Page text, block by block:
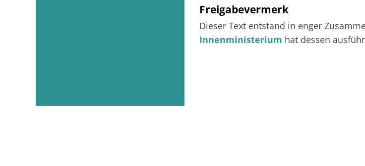
Freigabevermerk
Dieser Text entstand in enger
Innenministerium hat dessen